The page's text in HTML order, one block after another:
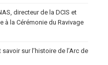
directeur de la DCIS et
à la Cérémonie du Ravivage
sur l’histoire de l’Arc de